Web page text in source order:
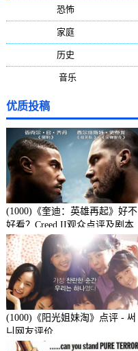
恐怖(236)
家庭(195)
历史
音乐
优质投稿
(1000)《奎迪：英雄再起》好不
好看？Creed II观众点评及剧本
(1000)《阳光姐妹淘》点评 - 써
니网友评价